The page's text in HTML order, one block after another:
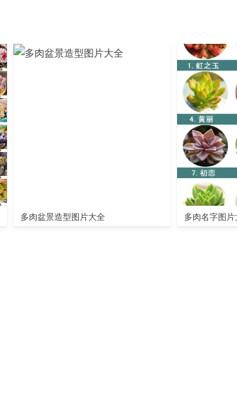
多肉盆景造型图片大全 多肉名字图